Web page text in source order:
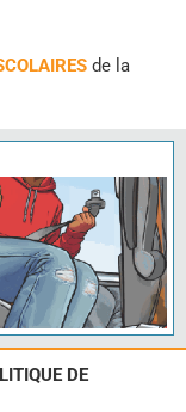
de la
DE